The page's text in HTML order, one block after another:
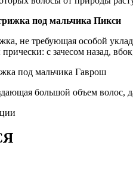
не требующая особой
с зачесом назад,
большой объем волос,